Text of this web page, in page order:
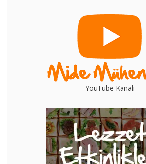
YouTube Kanalı